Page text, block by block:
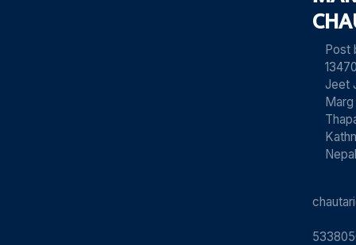
Post
Jeet
Marg
Nepal